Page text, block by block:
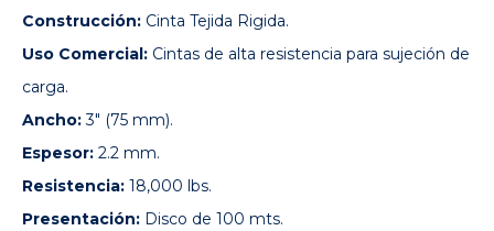
Construcción: Cinta Tejida Rigida.
Uso Comercial: Cintas de alta resistencia para sujeción de
carga.
Ancho:3″ (75 mm).
Espesor: 2.2 mm.
Resistencia: 18,000 lbs.
Presentación: Disco de 100 mts.